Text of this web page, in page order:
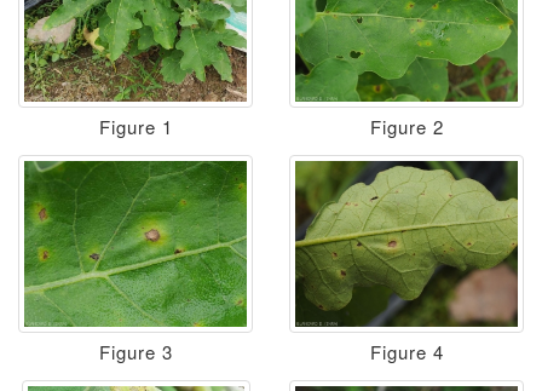
Figure 1 Figure 2
Figure 3 Figure 4